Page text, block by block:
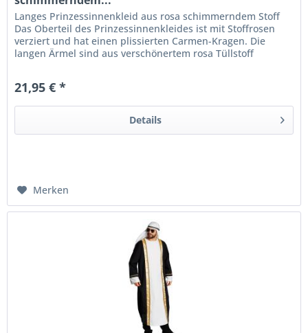
Langes Prinzessinnenkleid aus rosa schimmerndem Stoff
Das Oberteil des Prinzessinnenkleides ist mit Stoffrosen
verziert und hat einen plissierten Carmen-Kragen. Die
langen Ärmel sind aus verschönertem rosa Tüllstoff
21,95 € *
Details
Merken